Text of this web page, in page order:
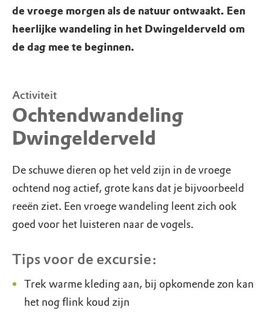
de vroege morgen als de natuur ontwaakt. Een
heerlijke wandeling in het Dwingelderveld om
de dag mee te beginnen.
Activiteit
Ochtendwandeling
Dwingelderveld
De schuwe dieren op het veld zijn in de vroege
ochtend nog actief, grote kans dat je bijvoorbeeld
reeën ziet. Een vroege wandeling leent zich ook
goed voor het luisteren naar de vogels.
Tips voor de excursie:
Trek warme kleding aan, bij opkomende zon kan
het nog flink koud zijn